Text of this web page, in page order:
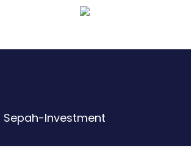
Sepah-Investment